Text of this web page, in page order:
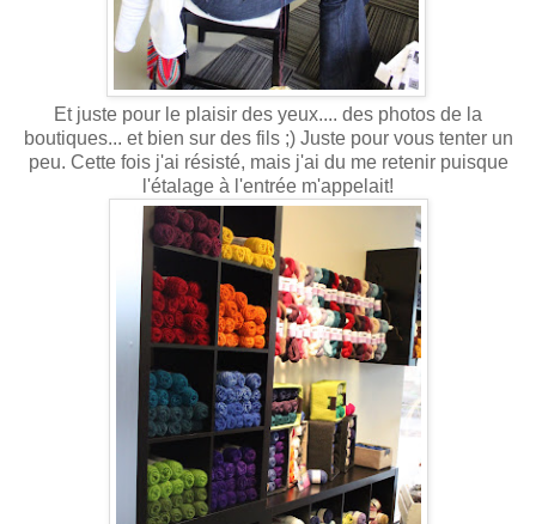
Et juste pour le plaisir des yeux.... des photos de la
boutiques... et bien sur des fils ;) Juste pour vous tenter un
peu. Cette fois j'ai résisté, mais j'ai du me retenir puisque
l'étalage à l'entrée m'appelait!